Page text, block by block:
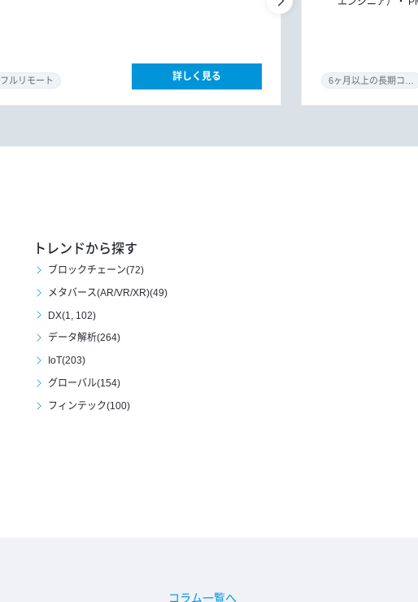
フルリモート 詳しく見る
トレンドから探す
ブロックチェーン(72)
メタバース(AR/VR/XR)(49)
DX(1, 102)
データ解析(264)
IoT(203)
グローバル(154)
フィンテック(100)
コラム一覧へ